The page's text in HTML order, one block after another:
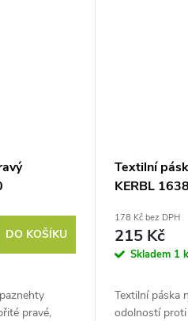
DO KOŠÍKU
pravé,
Textilní
KERBL
178 Kč bez DPH
215 Kč
Skladem 1
Textilní páska
odolností